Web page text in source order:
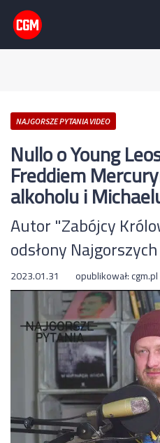
NAJGORSZE PYTANIA VIDEO
Nullo o Young
Freddiem
alkoholu i
Autor "Zabójcy
odsłony
2023.01.31 opublikował:cgm.pl